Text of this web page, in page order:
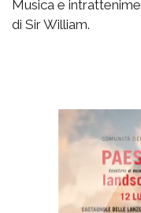
Musica e
di Sir William.